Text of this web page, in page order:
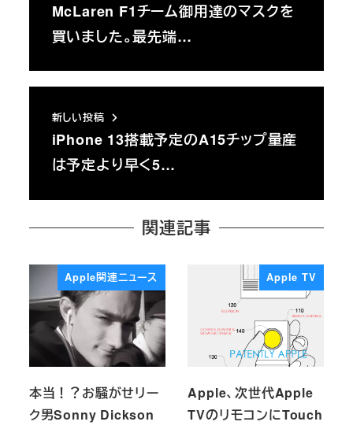
McLaren F1チーム御用達のマスクを
買いました。最先端…
新しい投稿
iPhone 13搭載予定のA15チップ量産
は予定より早く5…
関連記事
Apple関連ニュース
本当！？お騒がせリー
ク男Sonny Dickson
Apple TV
Apple、次世代Apple
TVのリモコンにTouch